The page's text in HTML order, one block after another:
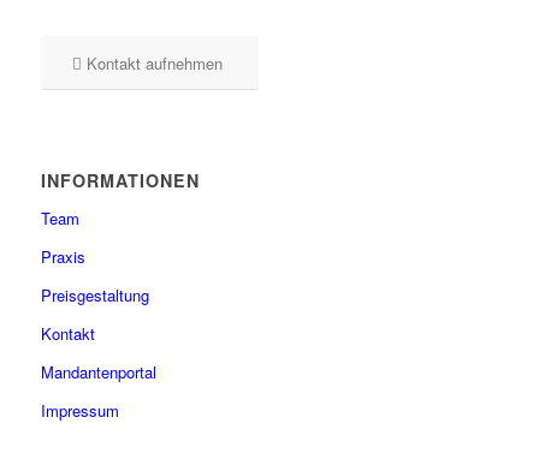
Kontakt aufnehmen
INFORMATIONEN
Team
Praxis
Preisgestaltung
Kontakt
Mandantenportal
Impressum